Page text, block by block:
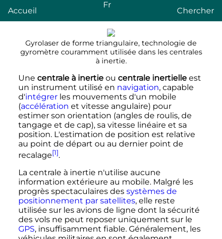
Accueil
Fr
Chercher
Gyrolaser de forme triangulaire, technologie de
gyromètre couramment utilisée dans les centrales
à inertie.
Une centrale à inertieou centrale inertielleest
un instrument utilisé en navigation, capable
d'intégrerles mouvements d'un mobile
(accélération et vitesse angulaire) pour
estimer son orientation (angles de roulis, de
tangage et de cap), sa vitesse linéaire et sa
position. L'estimation de position est relative
au point de départ ou au dernier point de
recalage[1].
La centrale à inertie n'utilise aucune
information extérieure au mobile. Malgré les
progrès spectaculaires des systèmes de
positionnement par satellites, elle reste
utilisée sur les avions de ligne dont la sécurité
des vols ne peut reposer uniquement sur le
GPS, insuffisamment fiable. Généralement, les